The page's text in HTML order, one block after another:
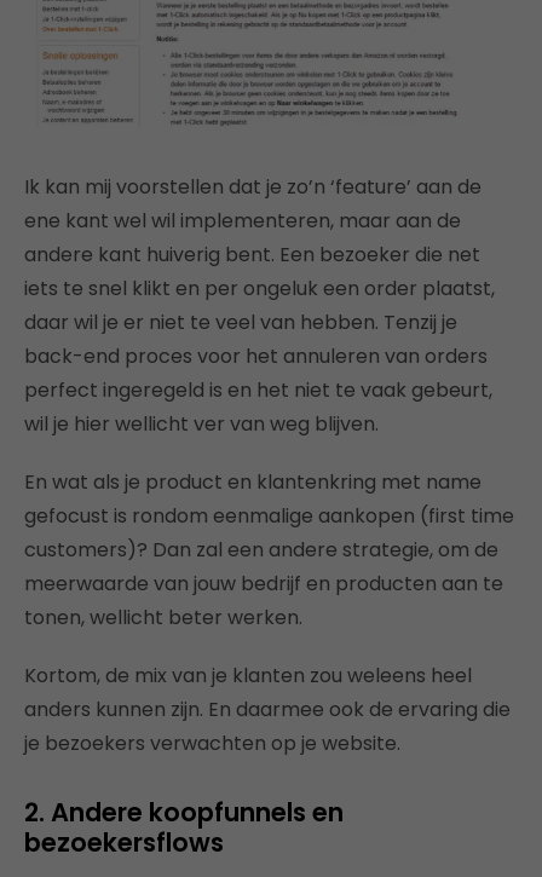
Ik kan mij voorstellen dat je zo’n ‘feature’ aan de
ene kant wel wil implementeren, maar aan de
andere kant huiverig bent. Een bezoeker die net
iets te snel klikt en per ongeluk een order plaatst,
daar wil je er niet te veel van hebben. Tenzij je
back-end proces voor het annuleren van orders
perfect ingeregeld is en het niet te vaak gebeurt,
wil je hier wellicht ver van weg blijven.
En wat als je product en klantenkring met name
gefocust is rondom eenmalige aankopen (first time
customers)? Dan zal een andere strategie, om de
meerwaarde van jouw bedrijf en producten aan te
tonen, wellicht beter werken.
Kortom, de mix van je klanten zou weleens heel
anders kunnen zijn. En daarmee ook de ervaring die
je bezoekers verwachten op je website.
2. Andere koopfunnels en
bezoekersflows